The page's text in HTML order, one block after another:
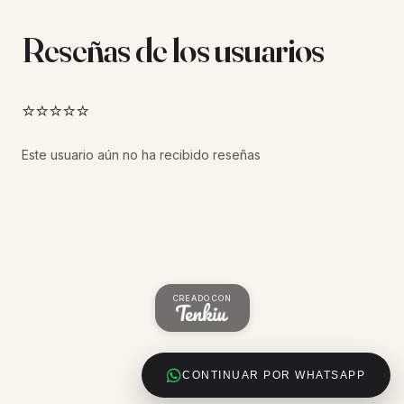
CONTINUAR POR WHATSAPP
Reseñas de los usuarios
⭐⭐⭐⭐⭐
Este usuario aún no ha recibido reseñas
CREADO CON